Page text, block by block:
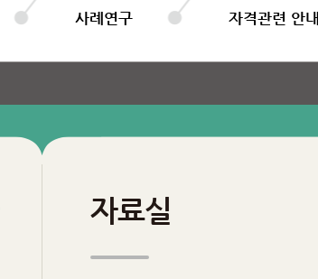
사례연구 자격관련 안내
자료실